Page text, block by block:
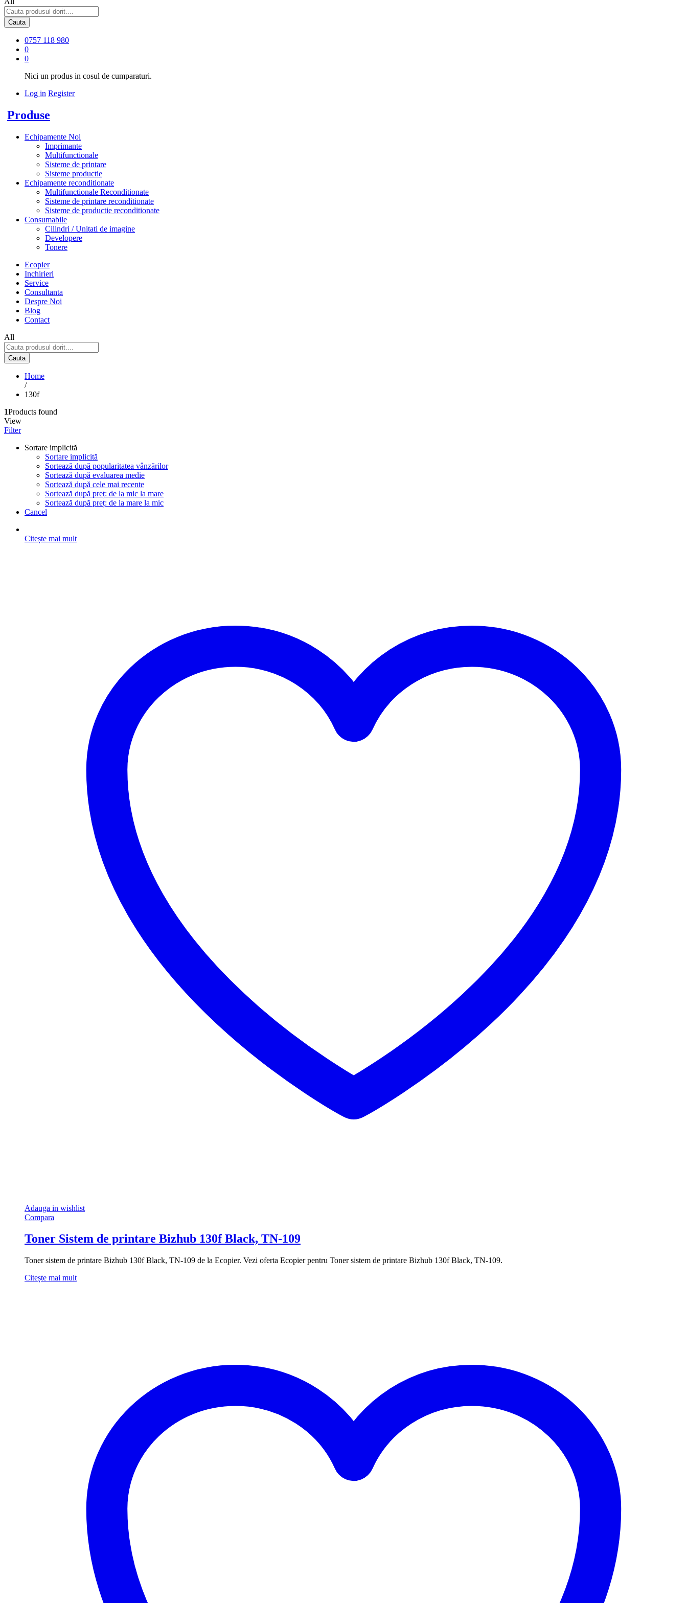
Cauta
0757 118 980
0
0
Nici un produs in cosul de cumparaturi.
Log in Register
Produse
Echipamente Noi
Imprimante
Multifunctionale
Sisteme de printare
Sisteme productie
Echipamente reconditionate
Multifunctionale Reconditionate
Sisteme de printare reconditionate
Sisteme de productie reconditionate
Consumabile
Cilindri / Unitati de imagine
Developere
Tonere
Ecopier
Inchirieri
Service
Consultanta
Despre Noi
Blog
Contact
All
Cauta
Home
/
130f
1Products found
View
Filter
Sortare implicită
Sortare implicită
Sortează după popularitatea vânzărilor
Sortează după evaluarea medie
Sortează după cele mai recente
Sortează după preț: de la mic la mare
Sortează după preț: de la mare la mic
Cancel
Citește mai mult
Adauga in wishlist
Compara
Toner Sistem de printare Bizhub 130f Black, TN-109
Toner sistem de printare Bizhub 130f Black, TN-109 de la Ecopier. Vezi oferta Ecopier pentru Toner sistem de printare Bizhub 130f Black, TN-109.
Citește mai mult